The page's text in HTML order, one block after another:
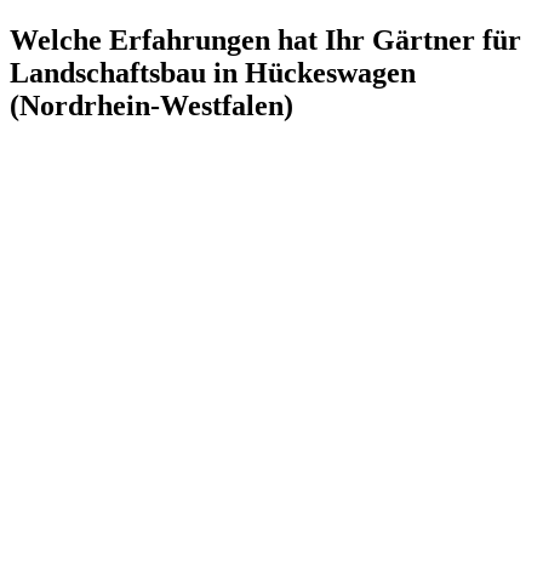
Welche Erfahrungen hat Ihr Gärtner für
Landschaftsbau in Hückeswagen
(Nordrhein-Westfalen)